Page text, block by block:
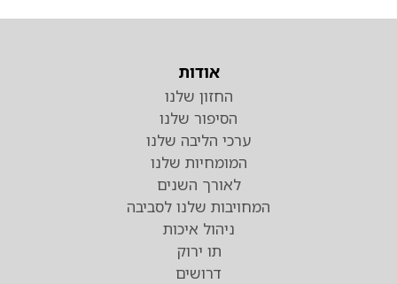
אודות
החזון שלנו
הסיפור שלנו
ערכי הליבה שלנו
המומחיות שלנו
לאורך השנים
המחויבות שלנו לסביבה
ניהול איכות
תו ירוק
דרושים